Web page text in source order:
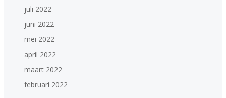
juli 2022
juni 2022
mei 2022
april 2022
maart 2022
februari 2022